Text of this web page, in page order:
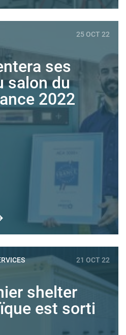
25 OCT 22
ses
salon du
2022
21 OCT 22
shelter
est sorti